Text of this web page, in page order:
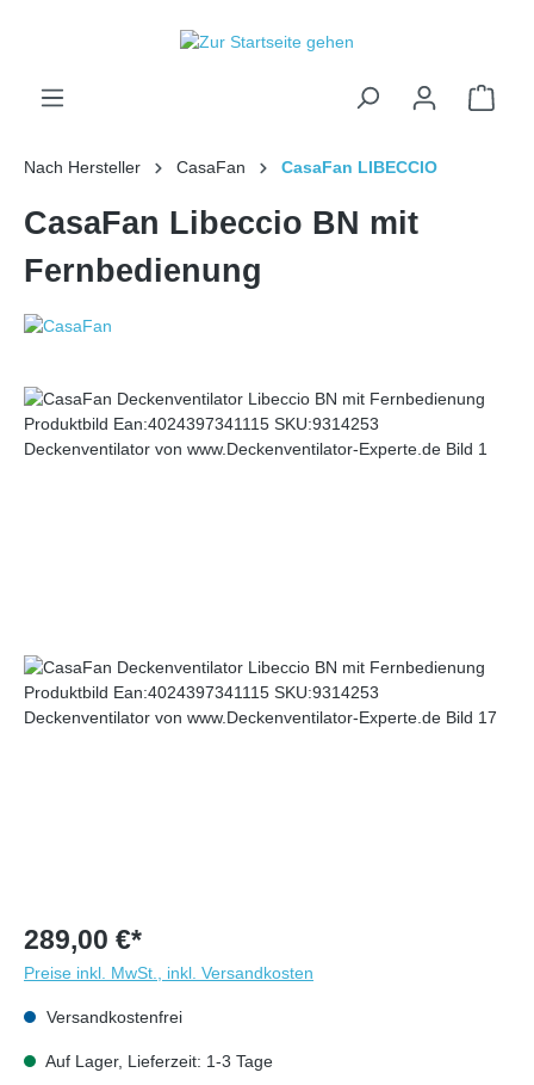
Nach Hersteller CasaFan CasaFan LIBECCIO
CasaFan Libeccio BN mit
Fernbedienung
289,00 €*
Preise inkl. MwSt., inkl. Versandkosten
Versandkostenfrei
Auf Lager, Lieferzeit: 1-3 Tage